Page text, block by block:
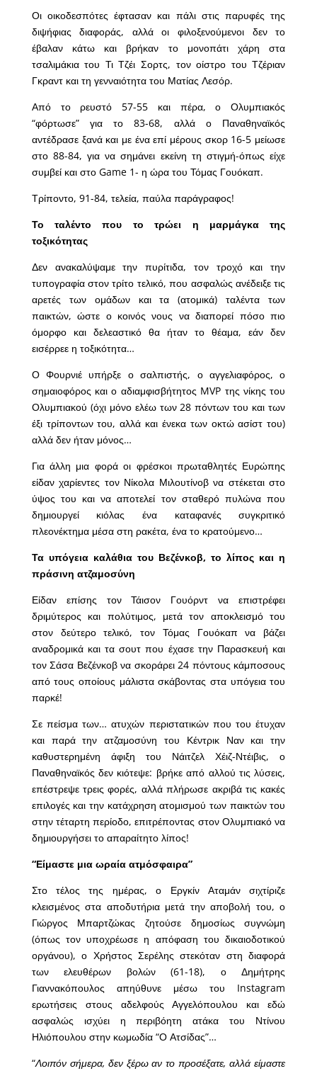
Οι οικοδεσπότες έφτασαν και πάλι στις παρυφές της
διψήφιας διαφοράς, αλλά οι φιλοξενούμενοι δεν το
έβαλαν κάτω και βρήκαν το μονοπάτι χάρη στα
τσαλιμάκια του Τι Τζέι Σορτς, τον οίστρο του Τζέριαν
Γκραντ και τη γενναιότητα του Ματίας Λεσόρ.
Από το ρευστό 57-55 και πέρα, ο Ολυμπιακός
“φόρτωσε” για το 83-68, αλλά ο Παναθηναϊκός
αντέδρασε ξανά και με ένα επί μέρους σκορ 16-5 μείωσε
στο 88-84, για να σημάνει εκείνη τη στιγμή-όπως είχε
συμβεί και στο Game 1- η ώρα του Τόμας Γουόκαπ.
Τρίποντο, 91-84, τελεία, παύλα παράγραφος!
Το ταλέντο που το τρώει η μαρμάγκα της
τοξικότητας
Δεν ανακαλύψαμε την πυρίτιδα, τον τροχό και την
τυπογραφία στον τρίτο τελικό, που ασφαλώς ανέδειξε τις
αρετές των ομάδων και τα (ατομικά) ταλέντα των
παικτών, ώστε ο κοινός νους να διαπορεί πόσο πιο
όμορφο και δελεαστικό θα ήταν το θέαμα, εάν δεν
εισέρρεε η τοξικότητα…
Ο Φουρνιέ υπήρξε ο σαλπιστής, ο αγγελιαφόρος, ο
σημαιοφόρος και ο αδιαμφισβήτητος MVP της νίκης του
Ολυμπιακού (όχι μόνο ελέω των 28 πόντων του και των
έξι τρίποντων του, αλλά και ένεκα των οκτώ ασίστ του)
αλλά δεν ήταν μόνος…
Για άλλη μια φορά οι φρέσκοι πρωταθλητές Ευρώπης
είδαν χαρίεντες τον Νίκολα Μιλουτίνοβ να στέκεται στο
ύψος του και να αποτελεί τον σταθερό πυλώνα που
δημιουργεί κιόλας ένα καταφανές συγκριτικό
πλεονέκτημα μέσα στη ρακέτα, ένα το κρατούμενο…
Τα υπόγεια καλάθια του Βεζένκοβ, το λίπος και η
πράσινη ατζαμοσύνη
Είδαν επίσης τον Τάισον Γουόρντ να επιστρέφει
δριμύτερος και πολύτιμος, μετά τον αποκλεισμό του
στον δεύτερο τελικό, τον Τόμας Γουόκαπ να βάζει
αναδρομικά και τα σουτ που έχασε την Παρασκευή και
τον Σάσα Βεζένκοβ να σκοράρει 24 πόντους κάμποσους
από τους οποίους μάλιστα σκάβοντας στα υπόγεια του
παρκέ!
Σε πείσμα των… ατυχών περιστατικών που του έτυχαν
και παρά την ατζαμοσύνη του Κέντρικ Ναν και την
καθυστερημένη άφιξη του Νάιτζελ Χέιζ-Ντέιβις, ο
Παναθηναϊκός δεν κιότεψε: βρήκε από αλλού τις λύσεις,
επέστρεψε τρεις φορές, αλλά πλήρωσε ακριβά τις κακές
επιλογές και την κατάχρηση ατομισμού των παικτών του
στην τέταρτη περίοδο, επιτρέποντας στον Ολυμπιακό να
δημιουργήσει το απαραίτητο λίπος!
“Είμαστε μια ωραία ατμόσφαιρα”
Στο τέλος της ημέρας, ο Εργκίν Αταμάν σιχτίριζε
κλεισμένος στα αποδυτήρια μετά την αποβολή του, ο
Γιώργος Μπαρτζώκας ζητούσε δημοσίως συγνώμη
(όπως τον υποχρέωσε η απόφαση του δικαιοδοτικού
οργάνου), ο Χρήστος Σερέλης στεκόταν στη διαφορά
των ελευθέρων βολών (61-18), ο Δημήτρης
Γιαννακόπουλος απηύθυνε μέσω του Instagram
ερωτήσεις στους αδελφούς Αγγελόπουλου και εδώ
ασφαλώς ισχύει η περιβόητη ατάκα του Ντίνου
Ηλιόπουλου στην κωμωδία “Ο Ατσίδας”…
“Λοιπόν σήμερα, δεν ξέρω αν το προσέξατε, αλλά είμαστε